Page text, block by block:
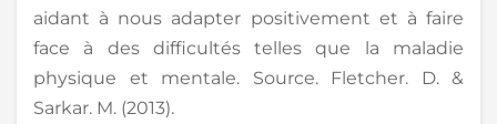
aidant à nous adapter positivement et à faire
face à des difficultés telles que la maladie
physique et mentale. Source. Fletcher. D. &
Sarkar. M. (2013).